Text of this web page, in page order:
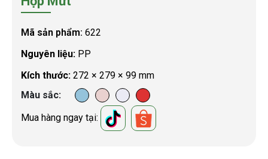
Mã sản phẩm: 622
Nguyên liệu: PP
Kích thước: 272 × 279 × 99 mm
Màu sắc
Mua hàng ngay tại: